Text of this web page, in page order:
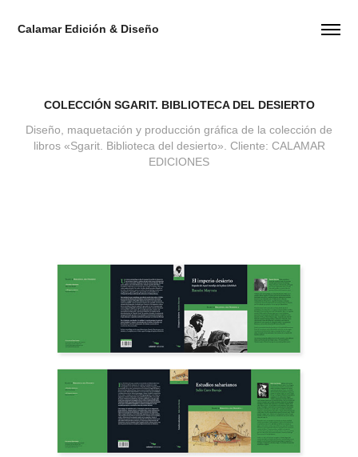
Calamar Edición & Diseño
COLECCIÓN SGARIT. BIBLIOTECA DEL DESIERTO
Diseño, maquetación y producción gráfica de la colección de
libros «Sgarit. Biblioteca del desierto». Cliente: CALAMAR